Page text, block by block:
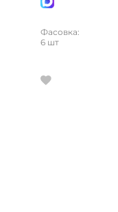
Фасовка:
6 шт